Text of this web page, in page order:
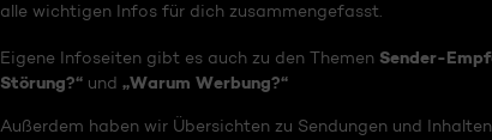
alle wichtigen Infos für dich zusammengefasst.
Eigene Infoseiten gibt es auch zu den Themen Sender-
Störung?“und „Warum Werbung?“
Außerdem haben wir Übersichten zu Sendungen und